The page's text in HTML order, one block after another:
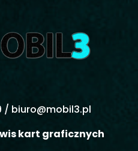
/ biuro@mobil3.pl
kart graficznych